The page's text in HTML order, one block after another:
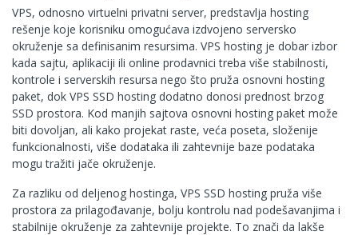
VPS, odnosno virtuelni privatni server, predstavlja hosting
rešenje koje korisniku omogućava izdvojeno serversko
okruženje sa definisanim resursima. VPS hosting je dobar izbor
kada sajtu, aplikaciji ili online prodavnici treba više stabilnosti,
kontrole i serverskih resursa nego što pruža osnovni hosting
paket, dok VPS SSD hosting dodatno donosi prednost brzog
SSD prostora. Kod manjih sajtova osnovni hosting paket može
biti dovoljan, ali kako projekat raste, veća poseta, složenije
funkcionalnosti, više dodataka ili zahtevnije baze podataka
mogu tražiti jače okruženje.
Za razliku od deljenog hostinga, VPS SSD hosting pruža više
prostora za prilagođavanje, bolju kontrolu nad podešavanjima i
stabilnije okruženje za zahtevnije projekte. To znači da lakše